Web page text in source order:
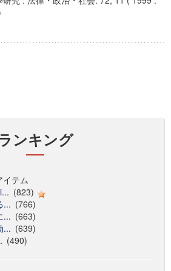
ンキング
イテム
(823)
... (766)
... (663)
... (639)
(490)